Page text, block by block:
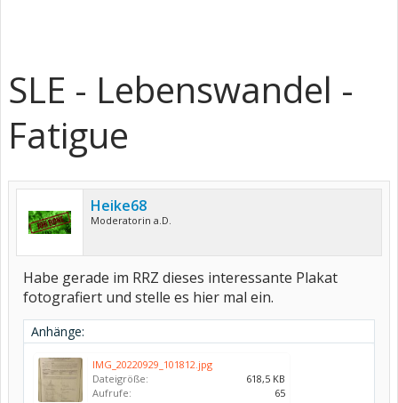
SLE - Lebenswandel -
Fatigue
Heike68
Moderatorin a.D.
Habe gerade im RRZ dieses interessante Plakat
fotografiert und stelle es hier mal ein.
Anhänge:
IMG_20220929_101812.jpg
Dateigröße:
618,5 KB
Aufrufe:
65